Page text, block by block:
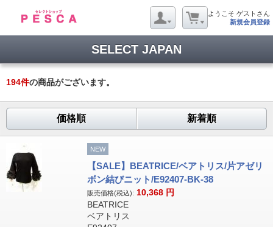
ようこそ ゲストさん
新規会員登録
SELECT JAPAN
194件の商品がございます。
価格順 新着順
NEW
【SALE】BEATRICE/ベアトリス/片アゼリ
ボン結びニット/E92407-BK-38
販売価格(税込): 10,368 円
BEATRICE
ベアトリス